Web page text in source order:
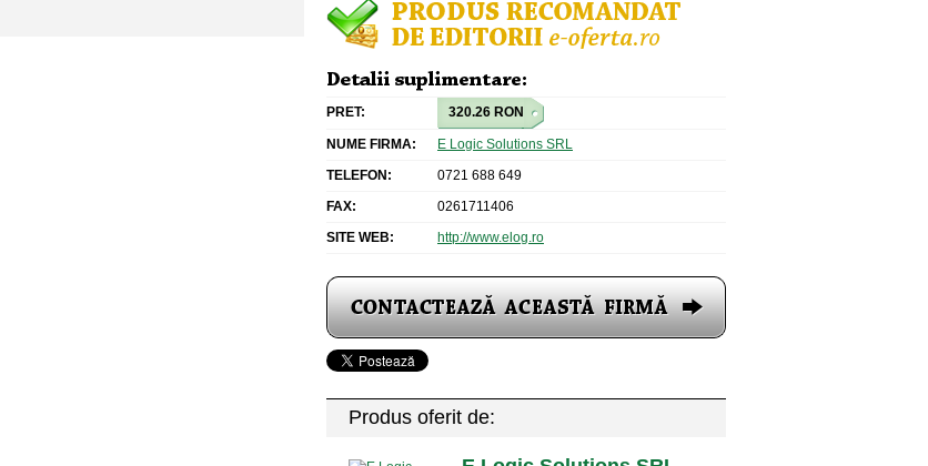
PRET: 320.26 RON
NUME FIRMA:
E Logic Solutions SRL
TELEFON:
0721 688 649
FAX:
0261711406
SITE WEB:
http://www.elog.ro
Produs oferit de: